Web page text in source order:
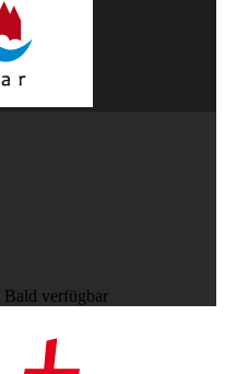
Bald verfügbar